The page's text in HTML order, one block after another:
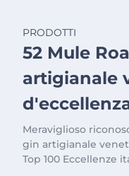
PRODOTTI
52 Mule
artigianale
Meraviglioso
gin artigianale
Top 100 Eccellenze